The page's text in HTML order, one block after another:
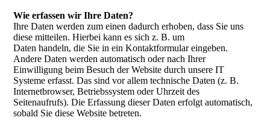
Wie erfassen wir Ihre Daten?
Ihre Daten werden zum einen dadurch erhoben, dass Sie uns
diese mitteilen. Hierbei kann es sich z. B. um
Daten handeln, die Sie in ein Kontaktformular eingeben.
Andere Daten werden automatisch oder nach Ihrer
Einwilligung beim Besuch der Website durch unsere IT
Systeme erfasst. Das sind vor allem technische Daten (z. B.
Internetbrowser, Betriebssystem oder Uhrzeit des
Seitenaufrufs). Die Erfassung dieser Daten erfolgt automatisch,
sobald Sie diese Website betreten.